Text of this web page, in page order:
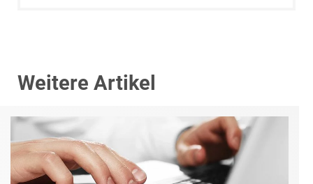
Weitere Artikel